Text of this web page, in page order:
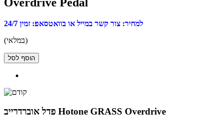
למחיר: צור קשר במייל או בוואטסאפ: זמין 24/7
(במלאי)
הוסף לסל
פדל אוברדרייב Hotone GRASS Overdrive